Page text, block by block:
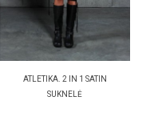
ATLETIKA. 2 IN 1 SATIN
SUKNELĖ